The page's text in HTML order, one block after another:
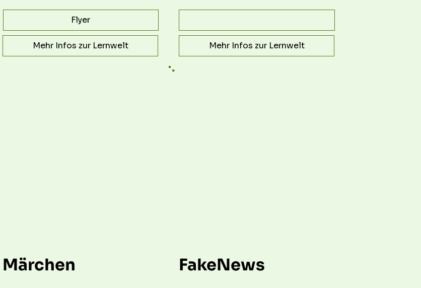
Flyer
Mehr Infos zur Lernwelt Mehr Infos zur Lernwelt
Märchen FakeNews